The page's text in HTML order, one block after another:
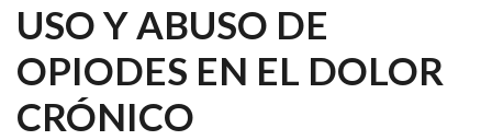
USO Y ABUSO DE
OPIODES EN EL DOLOR
CRÓNICO